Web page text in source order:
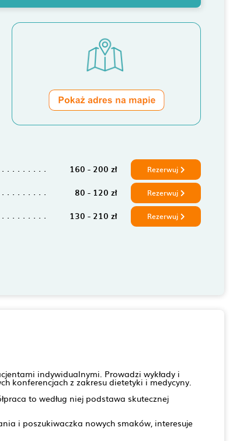
160 - 200 zł Rezerwuj
80 - 120 zł Rezerwuj
130 - 210 zł Rezerwuj
indywidualnymi. Prowadzi wykłady i
konferencjach z zakresu dietetyki i medycyny.
to według niej podstawa skutecznej
i poszukiwaczka nowych smaków, interesuje